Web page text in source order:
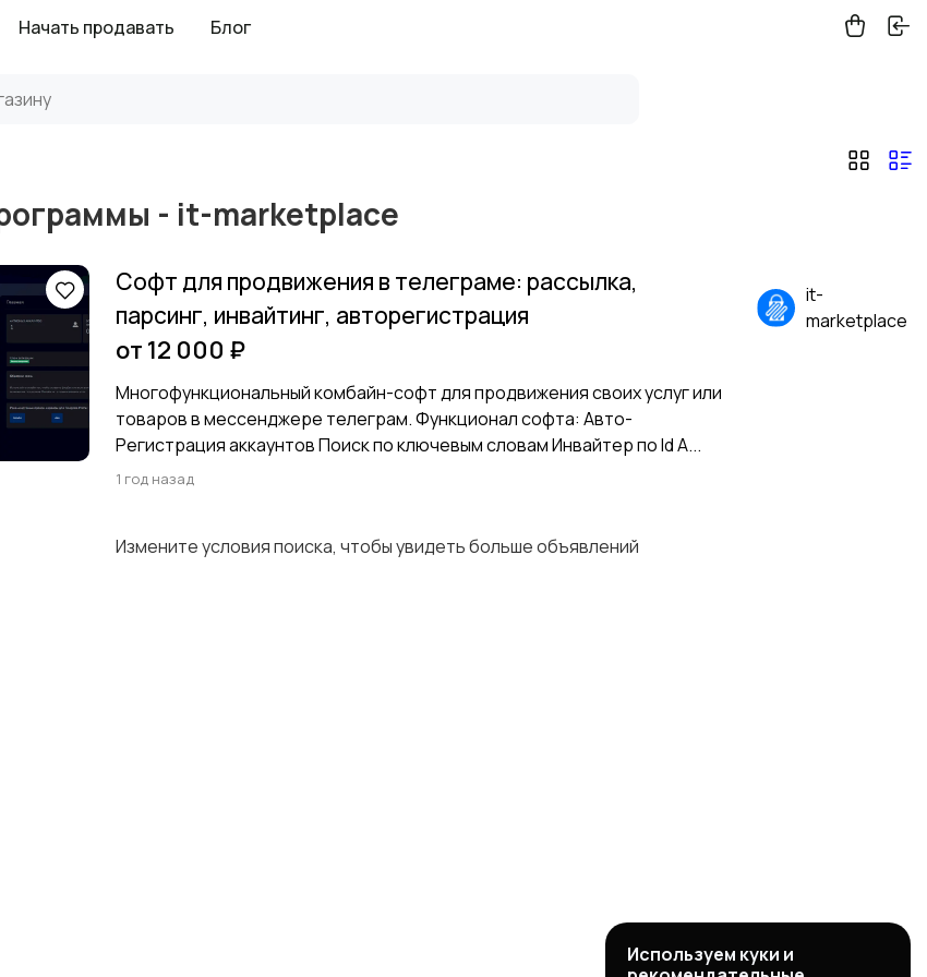
Начать продавать Блог
- it-marketplace
Софт для продвижения в телеграме: рассылка,
парсинг, инвайтинг, авторегистрация
от 12 000 ₽
Многофункциональный комбайн-софт для продвижения своих услуг или
товаров в мессенджере телеграм. Функционал софта: Авто-
Регистрация аккаунтов Поиск по ключевым словам Инвайтер по Id А...
1 год назад
it-
marketplace
Измените условия поиска, чтобы увидеть больше объявлений
Используем куки и